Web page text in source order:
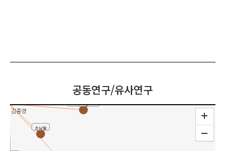
공동연구/유사연구
김종영
Cho, Jeong Ho
Park, Jong Bum
조남철